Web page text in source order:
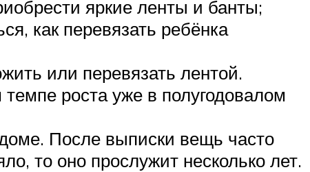
яркие ленты и банты;
как перевязать ребёнка
или перевязать лентой.
роста уже в полугодовалом
После выписки вещь часто
то оно прослужит несколько лет.